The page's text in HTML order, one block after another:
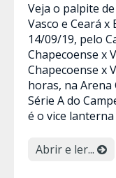
Veja o palpite
Vasco e Ceará
14/09/19, pelo
Chapecoense x
Chapecoense x
horas, na Arena
Série A do
é o vice
Abrir e ler...